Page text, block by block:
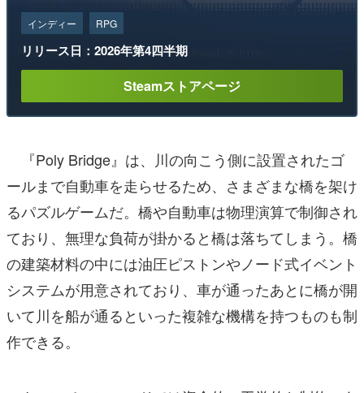
インディー RPG
リリース日：2026年第4四半期
Steamストアページ
『Poly Bridge』は、川の向こう側に設置されたゴ
ールまで自動車を走らせるため、さまざまな橋を架け
るパズルゲームだ。橋や自動車は物理演算で制御され
ており、無理な負荷が掛かると橋は落ちてしまう。橋
の建築材料の中には油圧ピストンやノード式イベント
システムが用意されており、車が通ったあとに橋が開
いて川を船が通るといった複雑な機構を持つものも制
作できる。